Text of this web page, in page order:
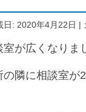
日: 2020年4月22日 |
室が広くなりま
の隣に相談室が